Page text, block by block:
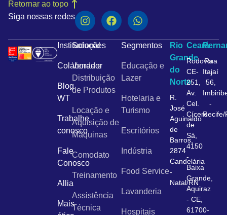
Siga nossas redes
Retornar ao topo
Institucional
Colaborador
Blog
WT
Trabalhe
conosco
Fale
Conosco
Allia
Mais
Soluções
Venda e
Distribuição
de Produtos
Locação e
Aquisição de
Máquinas
Comodato
Treinamento
Assistência
Técnica
Segmentos
Educação e
Lazer
Hotelaria e
Turismo
Escritórios
Indústria
Food Service
Lavanderia
Hospitais
Rio
Grande
do
Norte
R.
José
Aguinaldo
de
Barros,
2874
Candelária
-
Natal/RN
Ceará
Rodovia
CE-
251,
Av.
Cel.
Cícero
de
Sá,
4150
-
Baixa
Grande,
Aquiraz
- CE,
61700-
Rua
Itajaí
56,
-
Recife/